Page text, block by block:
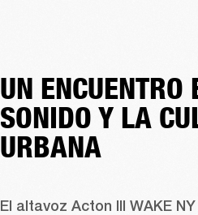
UN ENCUENTRO
SONIDO Y LA
URBANA
El altavoz Acton III WAKE